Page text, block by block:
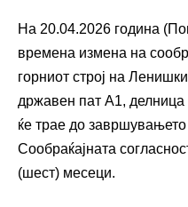
На 20.04.2026 година
времена измена на
горниот строј на
државен пат А1, делница
ќе трае до завршувањето
Сообраќајната
(шест) месеци.